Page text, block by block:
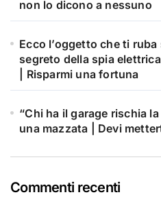
non lo dicono a nessuno
Ecco l’oggetto che ti
segreto della spia
| Risparmi una fortuna
“Chi ha il garage rischia
una mazzata | Devi
Commenti recenti